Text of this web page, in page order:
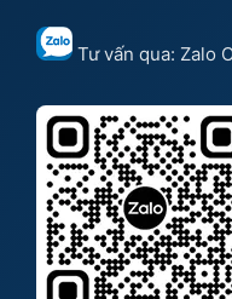
Tư vấn qua: Zalo